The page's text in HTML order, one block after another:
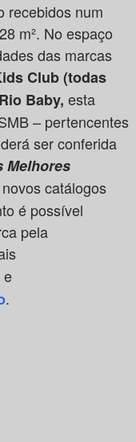
recebidos num
m². No espaço
das marcas
Club (todas
Baby, esta
– pertencentes
ser conferida
Melhores
catálogos
é possível
pela
e
.